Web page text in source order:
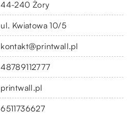
44-240 Żory
ul. Kwiatowa 10/5
kontakt@printwall.pl
48789112777
printwall.pl
6511736627